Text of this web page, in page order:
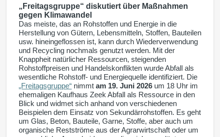
„Freitagsgruppe“ diskutiert über Maßnahmen
gegen Klimawandel
Das meiste, das an Rohstoffen und Energie in die
Herstellung von Gütern, Lebensmitteln, Stoffen, Bauteilen
usw. hineingeflossen ist, kann durch Wiederverwendung
und Recycling nochmals genutzt werden. Mit der
Knappheit natürlicher Ressourcen, steigenden
Rohstoffpreisen und Handelskonflikten wurde Abfall als
wesentliche Rohstoff- und Energiequelle identifiziert. Die
„Freitagsgruppe“ nimmt am 19. Juni 2026 um 18 Uhr im
ehemaligen Kaufhaus Zeek Abfall als Ressource in den
Blick und widmet sich anhand von verschiedenen
Beispielen dem Einsatz von Sekundärrohstoffen. Es geht
um Glas, Beton, Bauteile, Garne, Stoffe, aber auch um
organische Restströme aus der Agrarwirtschaft oder um